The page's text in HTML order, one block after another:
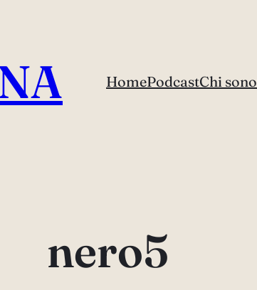
HomePodcastChi sono
nero5